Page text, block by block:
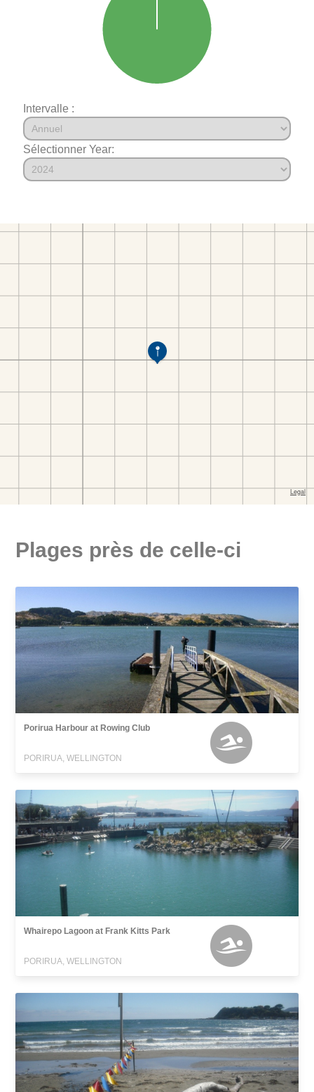
Intervalle :
Sélectionner Year:
Plages près de celle-ci
Porirua Harbour at Rowing Club
PORIRUA, WELLINGTON
Whairepo Lagoon at Frank Kitts Park
PORIRUA, WELLINGTON